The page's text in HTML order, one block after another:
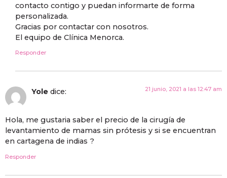
contacto contigo y puedan informarte de forma
personalizada.
Gracias por contactar con nosotros.
El equipo de Clínica Menorca.
Responder
Yole dice: 21 junio, 2021 a las 12:47 am
Hola, me gustaria saber el precio de la cirugía de
levantamiento de mamas sin prótesis y si se encuentran
en cartagena de indias ?
Responder